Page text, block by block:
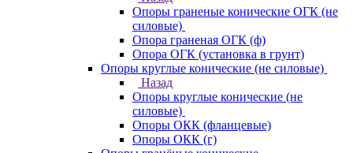
Опоры граненые конические ОГК (не
силовые)
Опора граненая ОГК (ф)
Опора ОГК (установка в грунт)
Опоры круглые конические (не силовые)
Назад
Опоры круглые конические (не
силовые)
Опоры ОКК (фланцевые)
Опоры ОКК (г)